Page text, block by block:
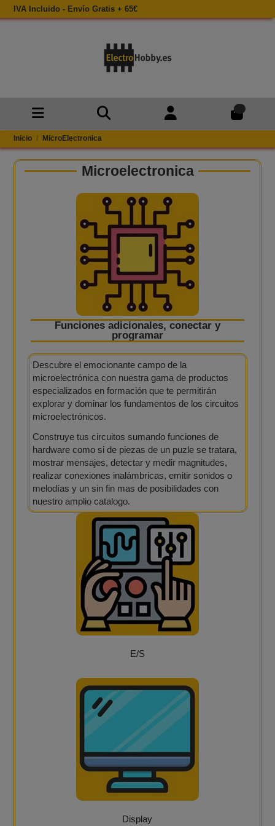
IVA Incluido - Envío Gratis + 65€
Inicio MicroElectronica
Microelectronica
Funciones adicionales, conectar y
programar
Descubre el emocionante campo de la
microelectrónica con nuestra gama de productos
especializados en formación que te permitirán
explorar y dominar los fundamentos de los circuitos
microelectrónicos.
Construye tus circuitos sumando funciones de
hardware como si de piezas de un puzle se tratara,
mostrar mensajes, detectar y medir magnitudes,
realizar conexiones inalámbricas, emitir sonidos o
melodías y un sin fin mas de posibilidades con
nuestro amplio catalogo.
E/S
Display